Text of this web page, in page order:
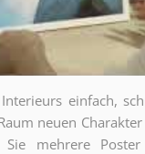
einfach,
neuen
Sie mehrere